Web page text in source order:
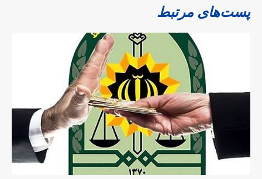
پست‌های مرتبط